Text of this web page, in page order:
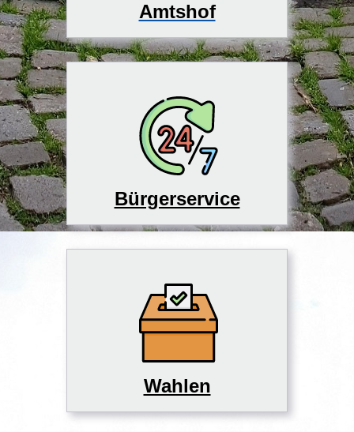
Amtshof
Bürgerservice
Wahlen